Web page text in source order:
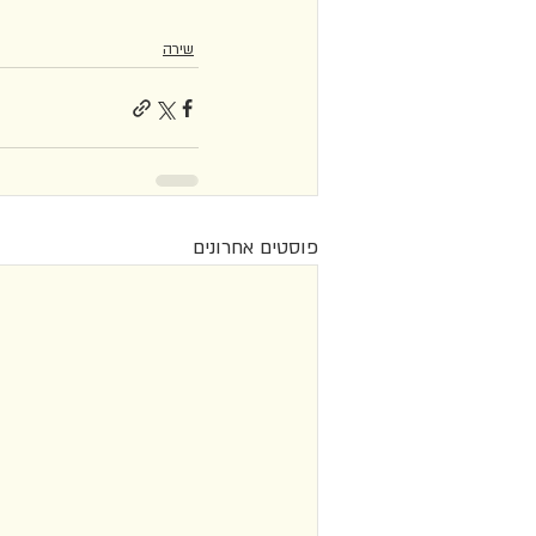
שירה
פוסטים אחרונים